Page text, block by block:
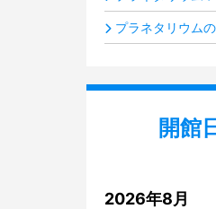
プラネタリウム
開館
2026年8月